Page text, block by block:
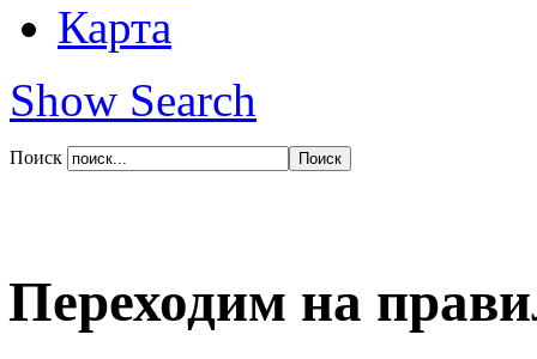
Карта
Show Search
Поиск
Переходим на